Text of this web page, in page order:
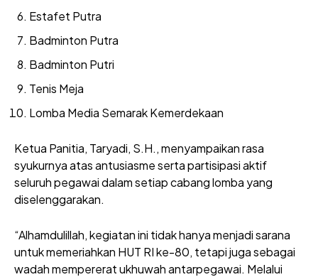
Estafet Putra
Badminton Putra
Badminton Putri
Tenis Meja
Lomba Media Semarak Kemerdekaan
Ketua Panitia, Taryadi, S.H., menyampaikan rasa
syukurnya atas antusiasme serta partisipasi aktif
seluruh pegawai dalam setiap cabang lomba yang
diselenggarakan.
“Alhamdulillah, kegiatan ini tidak hanya menjadi sarana
untuk memeriahkan HUT RI ke-80, tetapi juga sebagai
wadah mempererat ukhuwah antarpegawai. Melalui